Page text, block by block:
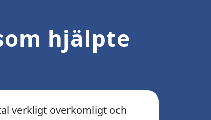
hjälpte
verkligt överkomligt och